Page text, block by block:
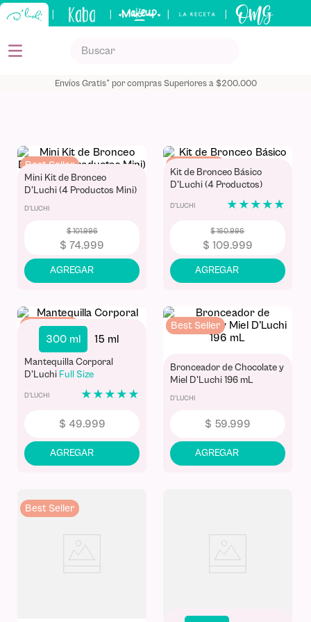
Envíos Gratis* por compras Superiores a $200.000
-26 %
Best Seller
Mini Kit de Bronceo
D'Luchi (4 Productos Mini)
D'LUCHI
$101.996
$ 74.999
-32 %
Kit de Bronceo Básico
D'Luchi (4 Productos)
D'LUCHI ★ ★ ★ ★ ★
$160.996
$ 109.999
Best Seller
300 ml 15 ml
Mantequilla Corporal
D'Luchi Full Size
D'LUCHI ★ ★ ★ ★ ★
$ 49.999
Best Seller
Bronceador de Chocolate y
Miel D'Luchi 196 mL
D'LUCHI
$ 59.999
Best Seller
TÉRMINOS MÁS BUSCADOS
3.
bronceador
.
keratina
tónico